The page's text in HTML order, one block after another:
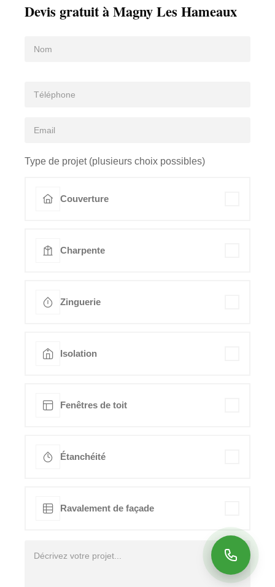
Devis gratuit à Magny Les Hameaux
Type de projet (plusieurs choix possibles)
Couverture
Charpente
Zinguerie
Isolation
Fenêtres de toit
Étanchéité
Ravalement de façade